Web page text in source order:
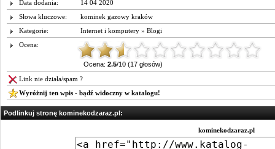
Data dodania:
14 04 2020
Słowa kluczowe:
kominek gazowy kraków
Kategorie:
Internet i komputery » Blogi
Ocena:
Ocena: 2.5/10 (17 głosów)
Link nie działa/spam ?
Wyróżnij ten wpis - bądź widoczny w katalogu!
Podlinkuj stronę kominekodzaraz.pl:
kominekodzaraz.pl